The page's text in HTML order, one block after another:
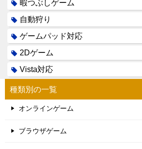
暇つぶしゲーム
自動狩り
ゲームパッド対応
2Dゲーム
Vista対応
種類別の一覧
オンラインゲーム
ブラウザゲーム